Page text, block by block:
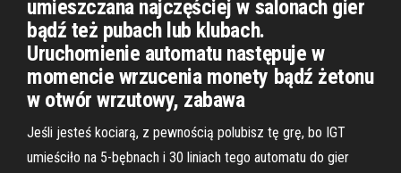
umieszczana najczęściej w salonach gier
bądź też pubach lub klubach.
Uruchomienie automatu następuje w
momencie wrzucenia monety bądź żetonu
w otwór wrzutowy, zabawa
Jeśli jesteś kociarą, z pewnością polubisz tę grę, bo IGT
umieściło na 5-bębnach i 30 liniach tego automatu do gier